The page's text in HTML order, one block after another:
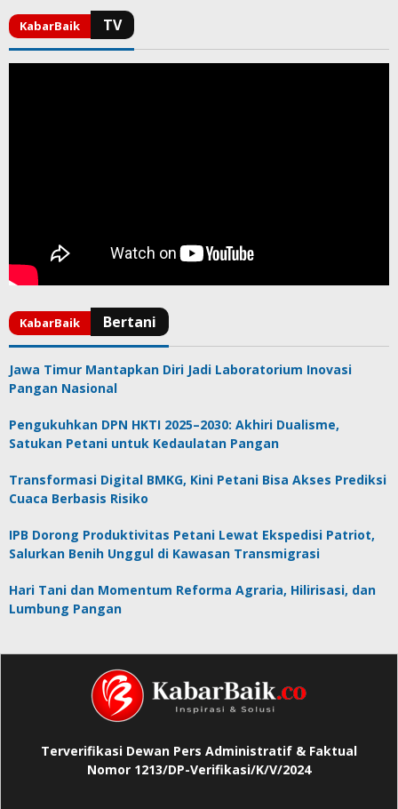
Jawa Timur Mantapkan Diri Jadi Laboratorium Inovasi
Pangan Nasional
Pengukuhkan DPN HKTI 2025–2030: Akhiri Dualisme,
Satukan Petani untuk Kedaulatan Pangan
Transformasi Digital BMKG, Kini Petani Bisa Akses Prediksi
Cuaca Berbasis Risiko
IPB Dorong Produktivitas Petani Lewat Ekspedisi Patriot,
Salurkan Benih Unggul di Kawasan Transmigrasi
Hari Tani dan Momentum Reforma Agraria, Hilirisasi, dan
Lumbung Pangan
Terverifikasi Dewan Pers Administratif & Faktual
Nomor 1213/DP-Verifikasi/K/V/2024